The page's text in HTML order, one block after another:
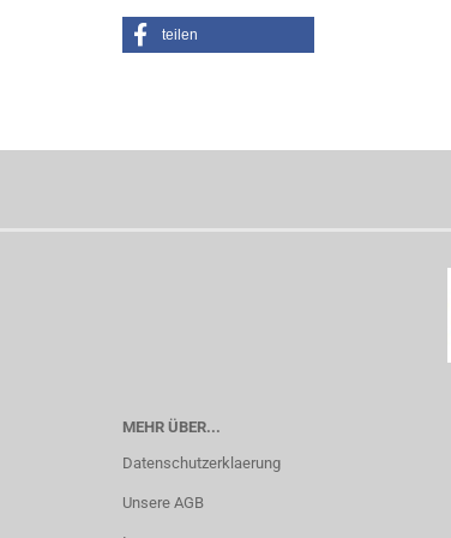
teilen
MEHR ÜBER...
Datenschutzerklaerung
Unsere AGB